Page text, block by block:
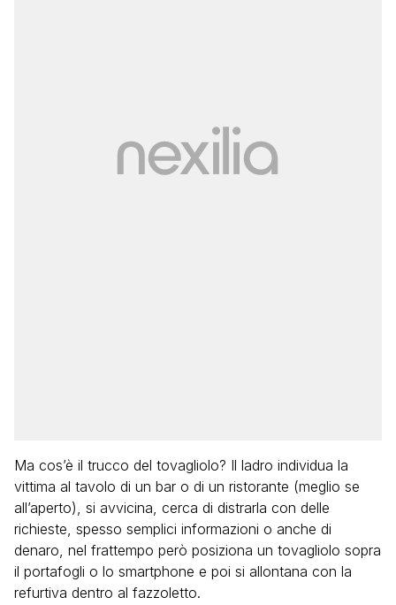
Ma cos’è il trucco del tovagliolo? Il ladro individua la
vittima al tavolo di un bar o di un ristorante (meglio se
all’aperto), si avvicina, cerca di distrarla con delle
richieste, spesso semplici informazioni o anche di
denaro, nel frattempo però posiziona un tovagliolo sopra
il portafogli o lo smartphone e poi si allontana con la
refurtiva dentro al fazzoletto.